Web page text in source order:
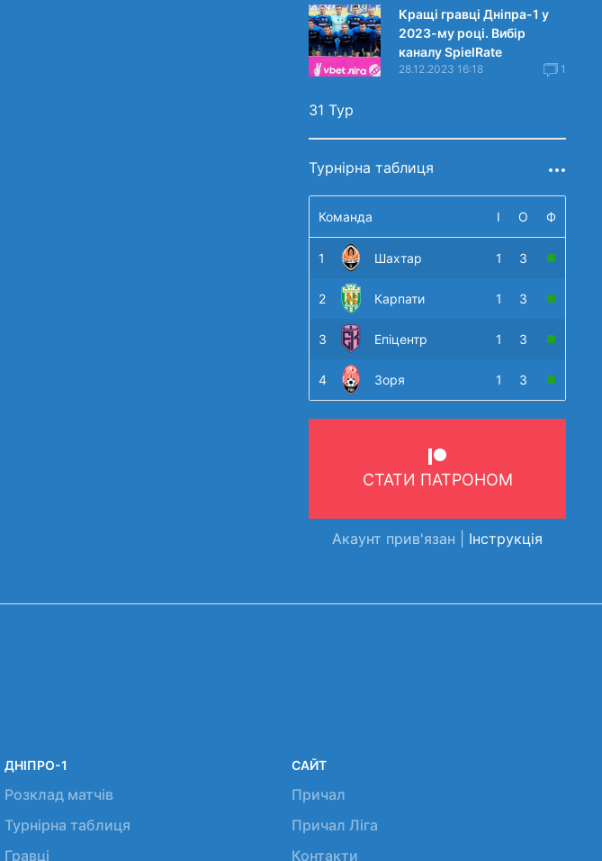
Кращі гравці Дніпра-1 у
2023-му році. Вибiр
каналу SpielRate
28.12.2023 16:18 1
31 Тур
Турнірна таблиця
Команда І О Ф
1 Шахтар 1 3
2 Карпати 1 3
3 Епіцентр 1 3
4 Зоря 1 3
СТАТИ ПАТРОНОМ
Акаунт прив'язан | Інструкція
ДНІПРО-1
Розклад матчів
Турнірна таблиця
Гравці
САЙТ
Причал
Причал Ліга
Контакти